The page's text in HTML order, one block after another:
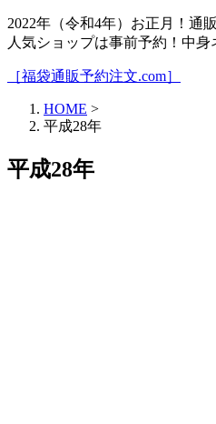
2022年（令和4年）お正月！通
人気ショップは事前予約！中身
［福袋通販予約注文.com］
HOME >
平成28年
平成28年